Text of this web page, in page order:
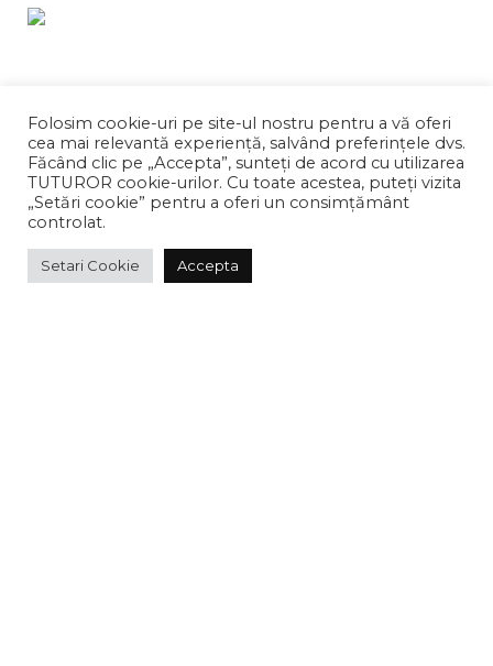
CONTACT
Folosim cookie-uri pe site-ul nostru pentru a vă oferi
cea mai relevantă experiență, salvând preferințele dvs.
Făcând clic pe „Accepta”, sunteți de acord cu utilizarea
TUTUROR cookie-urilor. Cu toate acestea, puteți vizita
„Setări cookie” pentru a oferi un consimțământ
controlat.
Setari Cookie Accepta